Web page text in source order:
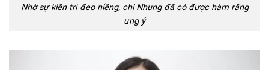
Nhờ sự kiên trì đeo niềng, chị Nhung đã có được hàm răng
ưng ý